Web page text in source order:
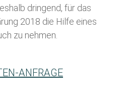
dringend, für das
2018 die Hilfe eines
zu nehmen.
ANFRAGE